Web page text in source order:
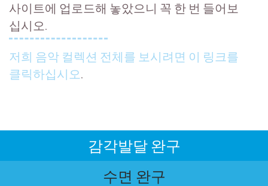
사이트에 업로드해 놓았으니 꼭 한 번 들어보
십시오.
저희 음악 컬렉션 전체를 보시려면 이 링크를
클릭하십시오.
감각발달 완구
수면 완구